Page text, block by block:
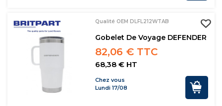
Qualité OEM DLFL212WTAB
Gobelet De Voyage DEFENDER
82,06 € TTC
68,38 € HT
Chez vous
Lundi 17/08